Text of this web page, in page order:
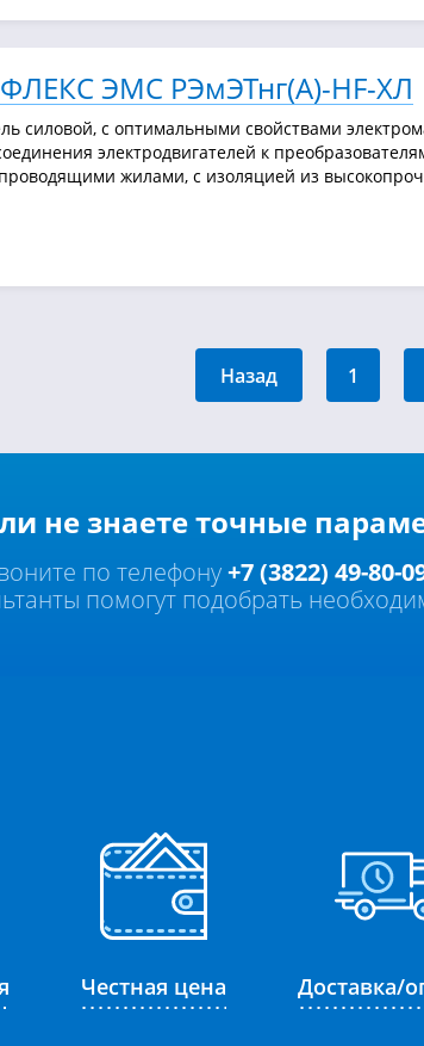
ЭМС РЭмЭТнг(А)-HF-ХЛ
силовой, с оптимальными свойствами
электродвигателей к
жилами, с изоляцией из
Назад 1
не знаете точные
по телефону+7 (3822) 49-80-
помогут подобрать
Честная цена Доставка/